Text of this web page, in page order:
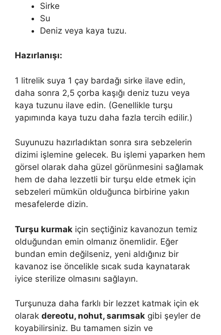
Sirke
Su
Deniz veya kaya tuzu.
Hazırlanışı:
1 litrelik suya 1 çay bardağı sirke ilave edin,
daha sonra 2,5 çorba kaşığı deniz tuzu veya
kaya tuzunu ilave edin. (Genellikle turşu
yapımında kaya tuzu daha fazla tercih edilir.)
Suyunuzu hazırladıktan sonra sıra sebzelerin
dizimi işlemine gelecek. Bu işlemi yaparken hem
görsel olarak daha güzel görünmesini sağlamak
hem de daha lezzetli bir turşu elde etmek için
sebzeleri mümkün olduğunca birbirine yakın
mesafelerde dizin.
Turşu kurmak için seçtiğiniz kavanozun temiz
olduğundan emin olmanız önemlidir. Eğer
bundan emin değilseniz, yeni aldığınız bir
kavanoz ise öncelikle sıcak suda kaynatarak
iyice sterilize olmasını sağlayın.
Turşunuza daha farklı bir lezzet katmak için ek
olarak dereotu, nohut, sarımsak gibi şeyler de
koyabilirsiniz. Bu tamamen sizin ve